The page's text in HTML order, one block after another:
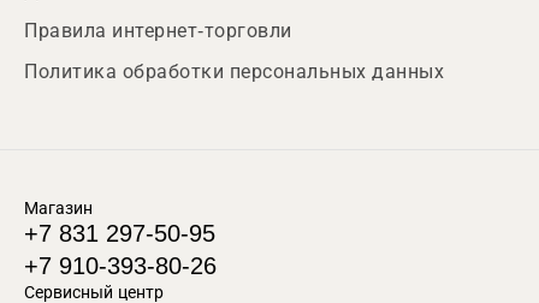
Правила интернет-торговли
Политика обработки персональных данных
Магазин
+7 831 297-50-95
+7 910-393-80-26
Сервисный центр